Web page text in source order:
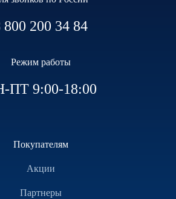
800 200 34 84
Режим работы
ПТ 9:00-18:00
Покупателям
Акции
Партнеры